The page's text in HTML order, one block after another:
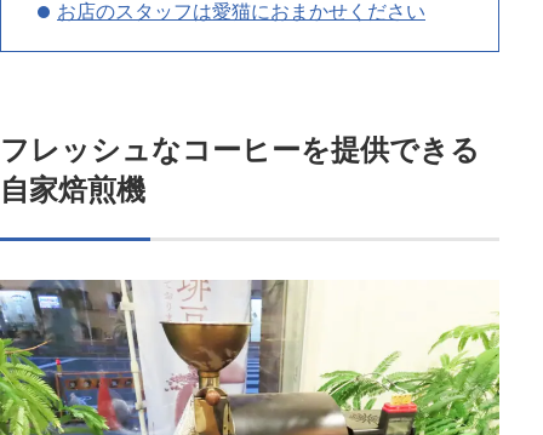
お店のスタッフは愛猫におまかせください
フレッシュなコーヒーを提供できる
自家焙煎機